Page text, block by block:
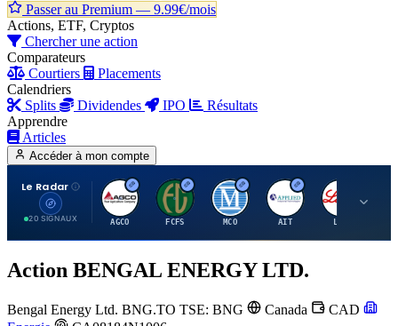
Passer au Premium — 9.99€/mois
Actions, ETF, Cryptos
Chercher une action
Comparateurs
Courtiers
Placements
Calendriers
Splits
Dividendes IPO
Résultats
Apprendre
Articles
Accéder à mon compte
Le Radar
20 SIGNAUX
A
AGCO
F
FCFS
M
MCO
A
AIT
Action BENGAL ENERGY LTD.
Bengal Energy Ltd. BNG.TO TSE: BNG Canada
CAD